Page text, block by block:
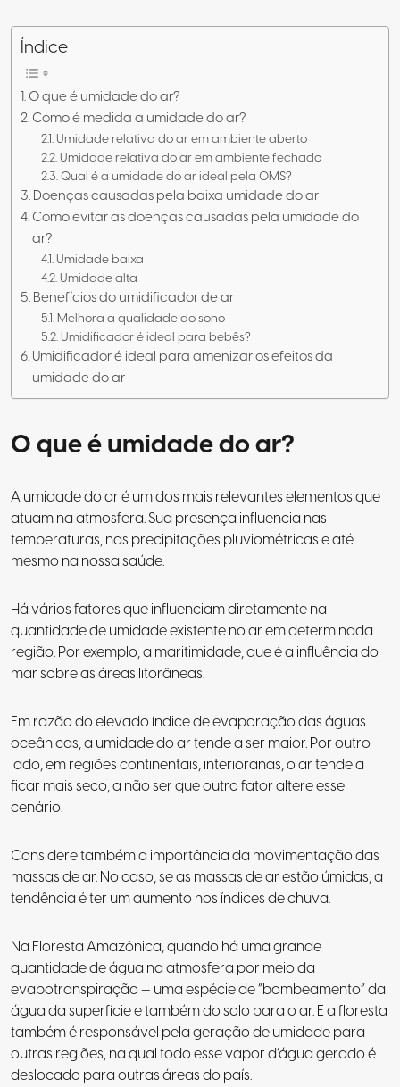
Índice
O que é umidade do ar?
Como é medida a umidade do ar?
Umidade relativa do ar em ambiente aberto
Umidade relativa do ar em ambiente fechado
Qual é a umidade do ar ideal pela OMS?
Doenças causadas pela baixa umidade do ar
Como evitar as doenças causadas pela umidade do
ar?
Umidade baixa
Umidade alta
Benefícios do umidificador de ar
Melhora a qualidade do sono
Umidificador é ideal para bebês?
Umidificador é ideal para amenizar os efeitos da
umidade do ar
O que é umidade do ar?
A umidade do ar é um dos mais relevantes elementos que
atuam na atmosfera. Sua presença influencia nas
temperaturas, nas precipitações pluviométricas e até
mesmo na nossa saúde.
Há vários fatores que influenciam diretamente na
quantidade de umidade existente no ar em determinada
região. Por exemplo, a maritimidade, que é a influência do
mar sobre as áreas litorâneas.
Em razão do elevado índice de evaporação das águas
oceânicas, a umidade do ar tende a ser maior. Por outro
lado, em regiões continentais, interioranas, o ar tende a
ficar mais seco, a não ser que outro fator altere esse
cenário.
Considere também a importância da movimentação das
massas de ar. No caso, se as massas de ar estão úmidas, a
tendência é ter um aumento nos índices de chuva.
Na Floresta Amazônica, quando há uma grande
quantidade de água na atmosfera por meio da
evapotranspiração — uma espécie de “bombeamento” da
água da superfície e também do solo para o ar. E a floresta
também é responsável pela geração de umidade para
outras regiões, na qual todo esse vapor d’água gerado é
deslocado para outras áreas do país.